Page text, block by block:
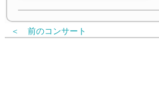
＜ 前のコンサート